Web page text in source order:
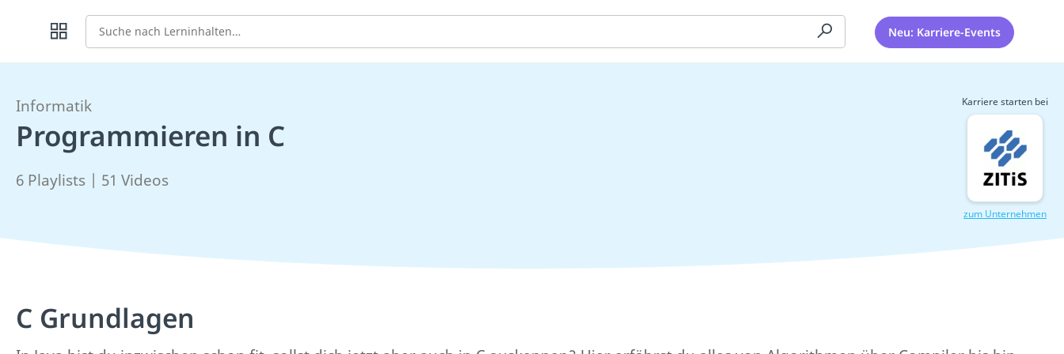
Suche Neu: Karriere-Events
Informatik
Programmieren in C
6 Playlists | 51 Videos
Karriere starten bei
zum Unternehmen
C Grundlagen